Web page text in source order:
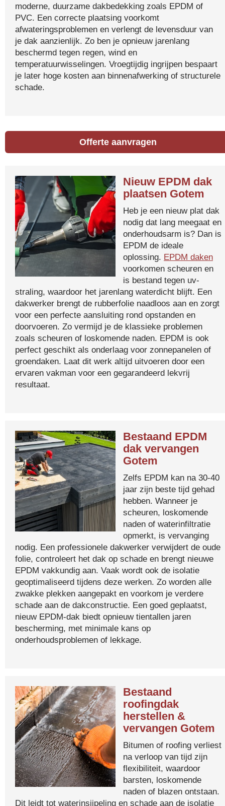
moderne, duurzame dakbedekking zoals EPDM of
PVC. Een correcte plaatsing voorkomt
afwateringsproblemen en verlengt de levensduur van
je dak aanzienlijk. Zo ben je opnieuw jarenlang
beschermd tegen regen, wind en
temperatuurwisselingen. Vroegtijdig ingrijpen bespaart
je later hoge kosten aan binnenafwerking of structurele
schade.
Offerte aanvragen
Nieuw EPDM dak
plaatsen Gotem
Heb je een nieuw plat dak
nodig dat lang meegaat en
onderhoudsarm is? Dan is
EPDM de ideale
oplossing. EPDM daken
voorkomen scheuren en
is bestand tegen uv-
straling, waardoor het jarenlang waterdicht blijft. Een
dakwerker brengt de rubberfolie naadloos aan en zorgt
voor een perfecte aansluiting rond opstanden en
doorvoeren. Zo vermijd je de klassieke problemen
zoals scheuren of loskomende naden. EPDM is ook
perfect geschikt als onderlaag voor zonnepanelen of
groendaken. Laat dit werk altijd uitvoeren door een
ervaren vakman voor een gegarandeerd lekvrij
resultaat.
Bestaand EPDM
dak vervangen
Gotem
Zelfs EPDM kan na 30-40
jaar zijn beste tijd gehad
hebben. Wanneer je
scheuren, loskomende
naden of waterinfiltratie
opmerkt, is vervanging
nodig. Een professionele dakwerker verwijdert de oude
folie, controleert het dak op schade en brengt nieuwe
EPDM vakkundig aan. Vaak wordt ook de isolatie
geoptimaliseerd tijdens deze werken. Zo worden alle
zwakke plekken aangepakt en voorkom je verdere
schade aan de dakconstructie. Een goed geplaatst,
nieuw EPDM-dak biedt opnieuw tientallen jaren
bescherming, met minimale kans op
onderhoudsproblemen of lekkage.
Bestaand
roofingdak
herstellen &
vervangen Gotem
Bitumen of roofing verliest
na verloop van tijd zijn
flexibiliteit, waardoor
barsten, loskomende
naden of blazen ontstaan.
Dit leidt tot waterinsijpeling en schade aan de isolatie